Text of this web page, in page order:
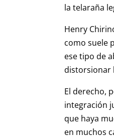
la telaraña
Henry
como suele
ese tipo de
distorsionar
El derecho,
integración
que haya
en muchos